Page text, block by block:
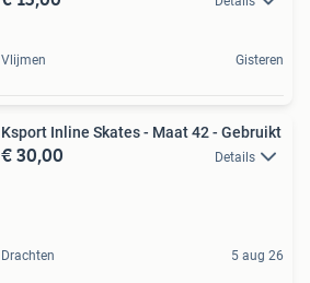
Vlijmen Gisteren
Ksport Inline Skates - Maat 42 - Gebruikt
€ 30,00 Details
Drachten 5 aug 26